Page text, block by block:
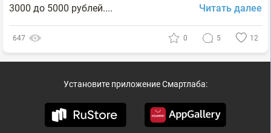
3000 до 5000 рублей....
Читать далее
647 0 5 12
Установите приложение Смартлаба: